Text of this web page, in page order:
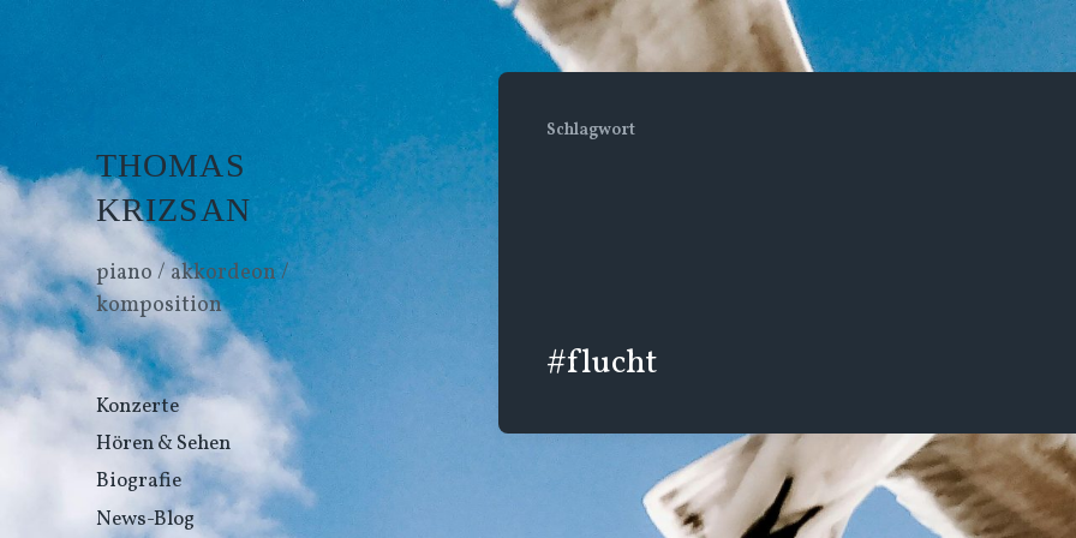
THOMAS
KRIZSAN
piano / akkordeon /
komposition
Konzerte
Hören & Sehen
Biografie
News-Blog
Schlagwort
#flucht